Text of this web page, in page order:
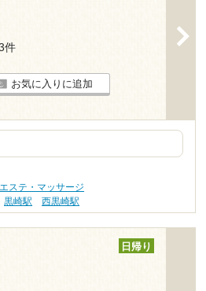
件
お気に入りに追加
ステ・マッサージ
黒崎駅
西黒崎駅
日帰り